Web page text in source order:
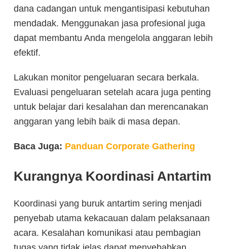
dana cadangan untuk mengantisipasi kebutuhan
mendadak. Menggunakan jasa profesional juga
dapat membantu Anda mengelola anggaran lebih
efektif.
Lakukan monitor pengeluaran secara berkala.
Evaluasi pengeluaran setelah acara juga penting
untuk belajar dari kesalahan dan merencanakan
anggaran yang lebih baik di masa depan.
Baca Juga: Panduan Corporate Gathering
Kurangnya Koordinasi Antartim
Koordinasi yang buruk antartim sering menjadi
penyebab utama kekacauan dalam pelaksanaan
acara. Kesalahan komunikasi atau pembagian